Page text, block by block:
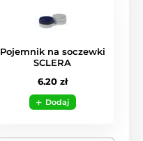
Pojemnik na soczewki
SCLERA
6.20 zł
Dodaj